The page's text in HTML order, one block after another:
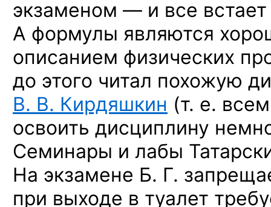
экзаменом — и все
А формулы являются
описанием физических
до этого читал похожую
В. В. Кирдяшкин (т. е.
освоить дисциплину
Семинары и лабы
На экзамене Б. Г.
при выходе в туалет